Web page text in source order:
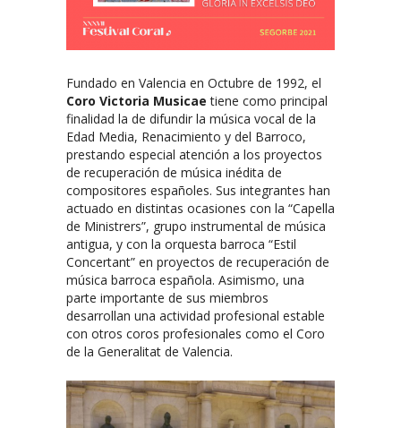
Fundado en Valencia en Octubre de 1992, el
Coro Victoria Musicae tiene como principal
finalidad la de difundir la música vocal de la
Edad Media, Renacimiento y del Barroco,
prestando especial atención a los proyectos
de recuperación de música inédita de
compositores españoles. Sus integrantes han
actuado en distintas ocasiones con la “Capella
de Ministrers”, grupo instrumental de música
antigua, y con la orquesta barroca “Estil
Concertant” en proyectos de recuperación de
música barroca española. Asimismo, una
parte importante de sus miembros
desarrollan una actividad profesional estable
con otros coros profesionales como el Coro
de la Generalitat de Valencia.